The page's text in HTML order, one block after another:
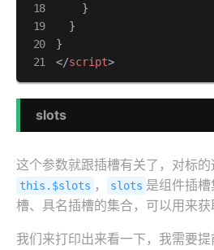
    }
  }
</script>
slots
这个参数就跟插槽有关了，对标
this.$slots ， slots 是组件插
槽、具名插槽的集合，可以用来获
我们来打印出来看一下，我需要